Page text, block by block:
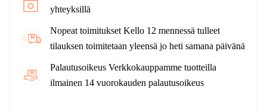
yhteyksillä
Nopeat toimitukset Kello 12 mennessä tulleet
tilauksen toimitetaan yleensä jo heti samana päivänä
Palautusoikeus Verkkokauppamme tuotteilla
ilmainen 14 vuorokauden palautusoikeus